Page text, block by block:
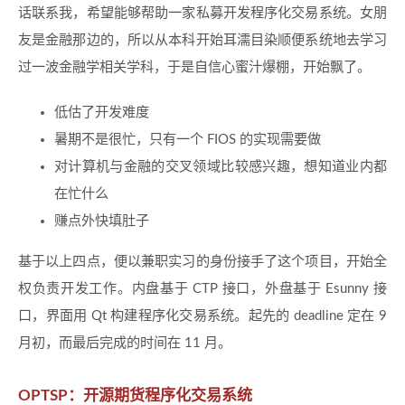
话联系我，希望能够帮助一家私募开发程序化交易系统。女朋
友是金融那边的，所以从本科开始耳濡目染顺便系统地去学习
过一波金融学相关学科，于是自信心蜜汁爆棚，开始飘了。
低估了开发难度
暑期不是很忙，只有一个 FIOS 的实现需要做
对计算机与金融的交叉领域比较感兴趣，想知道业内都
在忙什么
赚点外快填肚子
基于以上四点，便以兼职实习的身份接手了这个项目，开始全
权负责开发工作。内盘基于 CTP 接口，外盘基于 Esunny 接
口，界面用 Qt 构建程序化交易系统。起先的 deadline 定在 9
月初，而最后完成的时间在 11 月。
OPTSP：开源期货程序化交易系统